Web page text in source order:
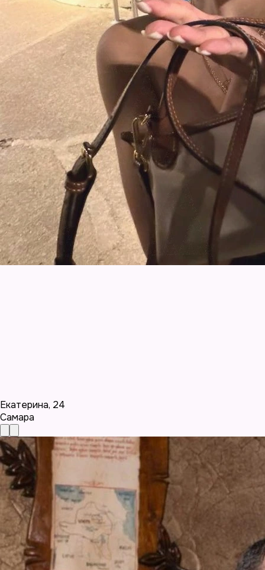
Екатерина, 24
Самара